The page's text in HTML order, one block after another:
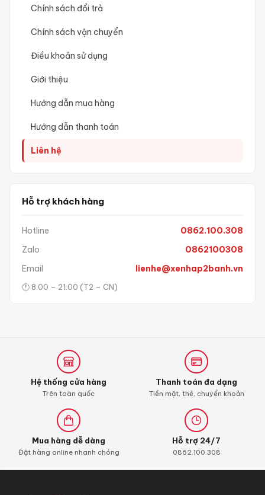
Chính sách đổi trả
Chính sách vận chuyển
Điều khoản sử dụng
Giới thiệu
Hướng dẫn mua hàng
Hướng dẫn thanh toán
Liên hệ
Hỗ trợ khách hàng
Hotline
0862.100.308
Zalo
0862100308
Email
lienhe@xenhap2banh.vn
🕐 8:00 – 21:00 (T2 – CN)
Hệ thống cửa hàng
Trên toàn quốc
Thanh toán đa dạng
Tiền mặt, thẻ, chuyển khoản
Mua hàng dễ dàng
Đặt hàng online nhanh chóng
Hỗ trợ 24/7
0862.100.308